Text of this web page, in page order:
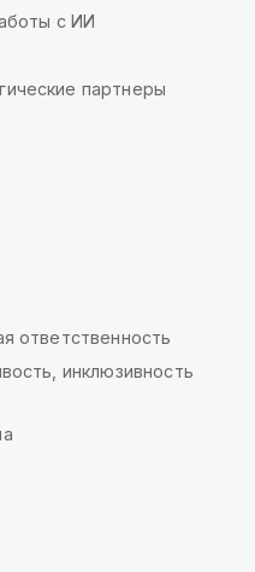
с ИИ
партнеры
ответственность
инклюзивность